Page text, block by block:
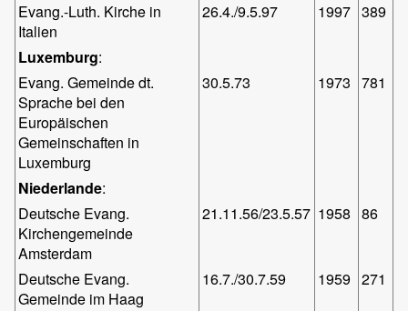
Evang.-Luth. Kirche in
Italien
26.4./9.5.97 1997 389
Luxemburg:
Evang. Gemeinde dt.
Sprache bei den
Europäischen
Gemeinschaften in
Luxemburg
30.5.73 1973 781
Niederlande:
Deutsche Evang.
Kirchengemeinde
Amsterdam
21.11.56/23.5.57 1958 86
Deutsche Evang.
Gemeinde im Haag
16.7./30.7.59 1959 271